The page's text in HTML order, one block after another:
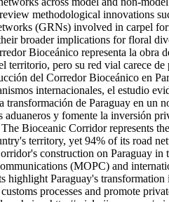
methodological innovations
(GRNs) involved in carpel
broader implications for floral
Bioceánico representa la obra
territorio, pero su red vial carece
del Corredor Bioceánico en
internacionales, el estudio
transformación de Paraguay en
y fomente la inversión
Bioceanic Corridor
territory, yet 94% of its road
construction on Paraguay
(MOPC) and
Paraguay's
processes and promote